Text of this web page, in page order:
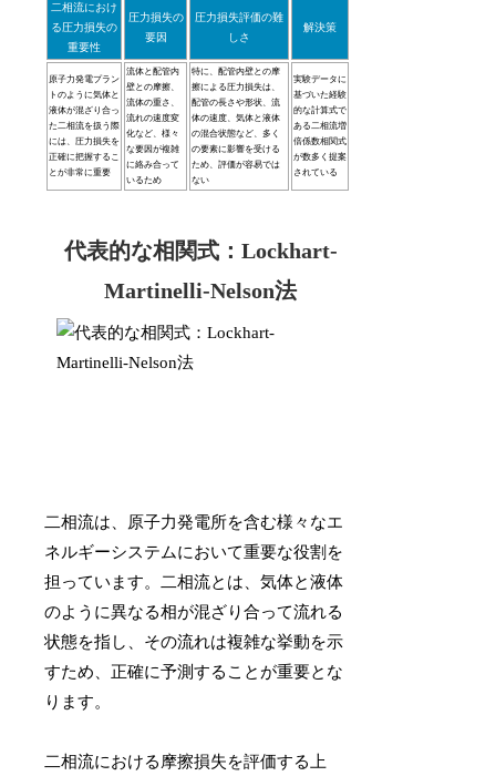
二相流におけ
る圧力損失の
重要性
圧力損失の
要因
圧力損失評価の難
しさ
解決策
原子力発電プラン
トのように気体と
液体が混ざり合っ
た二相流を扱う際
には、圧力損失を
正確に把握するこ
とが非常に重要
流体と配管内
壁との摩擦、
流体の重さ、
流れの速度変
化など、様々
な要因が複雑
に絡み合って
いるため
特に、配管内壁との摩
擦による圧力損失は、
配管の長さや形状、流
体の速度、気体と液体
の混合状態など、多く
の要素に影響を受ける
ため、評価が容易では
ない
実験データに
基づいた経験
的な計算式で
ある二相流増
倍係数相関式
が数多く提案
されている
代表的な相関式：Lockhart-
Martinelli-Nelson法
二相流は、原子力発電所を含む様々なエ
ネルギーシステムにおいて重要な役割を
担っています。二相流とは、気体と液体
のように異なる相が混ざり合って流れる
状態を指し、その流れは複雑な挙動を示
すため、正確に予測することが重要とな
ります。
二相流における摩擦損失を評価する上